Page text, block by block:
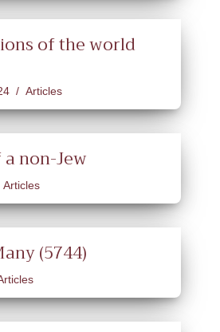
of the world
Articles
non-Jew
Articles
(5744)